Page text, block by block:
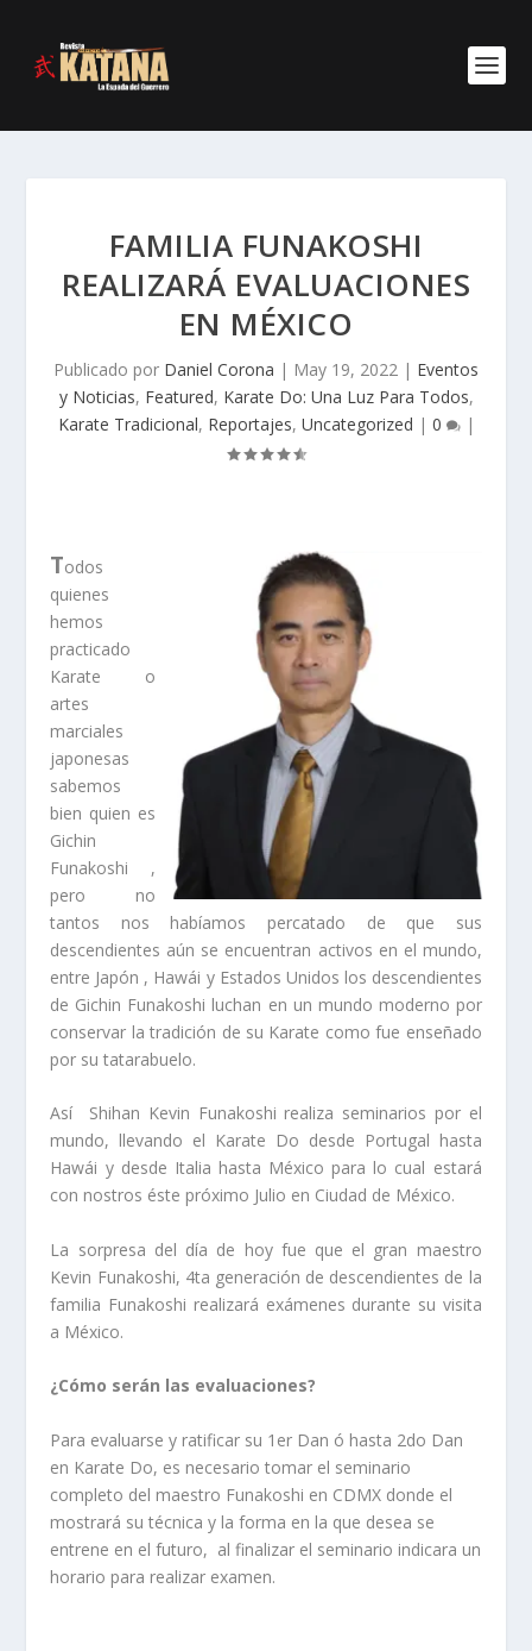
FAMILIA FUNAKOSHI
REALIZARÁ EVALUACIONES
EN MÉXICO
Publicado por Daniel Corona | May 19, 2022 | Eventos
y Noticias, Featured, Karate Do: Una Luz Para Todos,
Karate Tradicional, Reportajes, Uncategorized | 0 |
Todos
quienes
hemos
practicado
Karate o
artes
marciales
japonesas
sabemos
bien quien es
Gichin
Funakoshi ,
pero no
tantos nos habíamos percatado de que sus
descendientes aún se encuentran activos en el mundo,
entre Japón , Hawái y Estados Unidos los descendientes
de Gichin Funakoshi luchan en un mundo moderno por
conservar la tradición de su Karate como fue enseñado
por su tatarabuelo.
Así Shihan Kevin Funakoshi realiza seminarios por el
mundo, llevando el Karate Do desde Portugal hasta
Hawái y desde Italia hasta México para lo cual estará
con nostros éste próximo Julio en Ciudad de México.
La sorpresa del día de hoy fue que el gran maestro
Kevin Funakoshi, 4ta generación de descendientes de la
familia Funakoshi realizará exámenes durante su visita
a México.
¿Cómo serán las evaluaciones?
Para evaluarse y ratificar su 1er Dan ó hasta 2do Dan
en Karate Do, es necesario tomar el seminario
completo del maestro Funakoshi en CDMX donde el
mostrará su técnica y la forma en la que desea se
entrene en el futuro, al finalizar el seminario indicara un
horario para realizar examen.